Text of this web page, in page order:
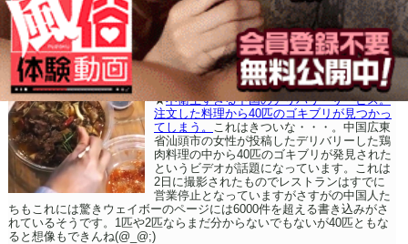
★不衛生すぎる中国のデリバリーサービス。
注文した料理から40匹のゴキブリが見つかっ
てしまう。
これはきついな・・・。中国広東
省汕頭市の女性が投稿したデリバリーした鶏
肉料理の中から40匹のゴキブリが発見された
というビデオが話題になっています。これは
2日に撮影されたものでレストランはすでに
営業停止となっていますがさすがの中国人た
ちもこれには驚きウェイボーのページには6000件を超える書き込みがさ
れているそうです。1匹や2匹ならまだ分からないでもないが40匹ともな
ると想像もできんね(@_@;)